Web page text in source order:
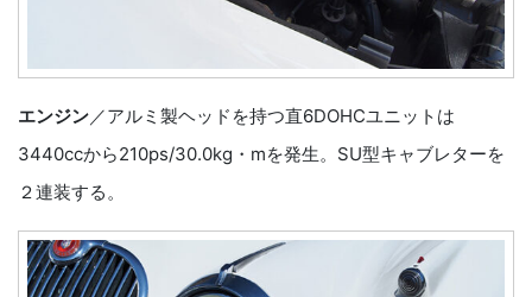
エンジン／アルミ製ヘッドを持つ直6DOHCユニットは
3440ccから210ps/30.0kg・mを発生。SU型キャブレターを
２連装する。